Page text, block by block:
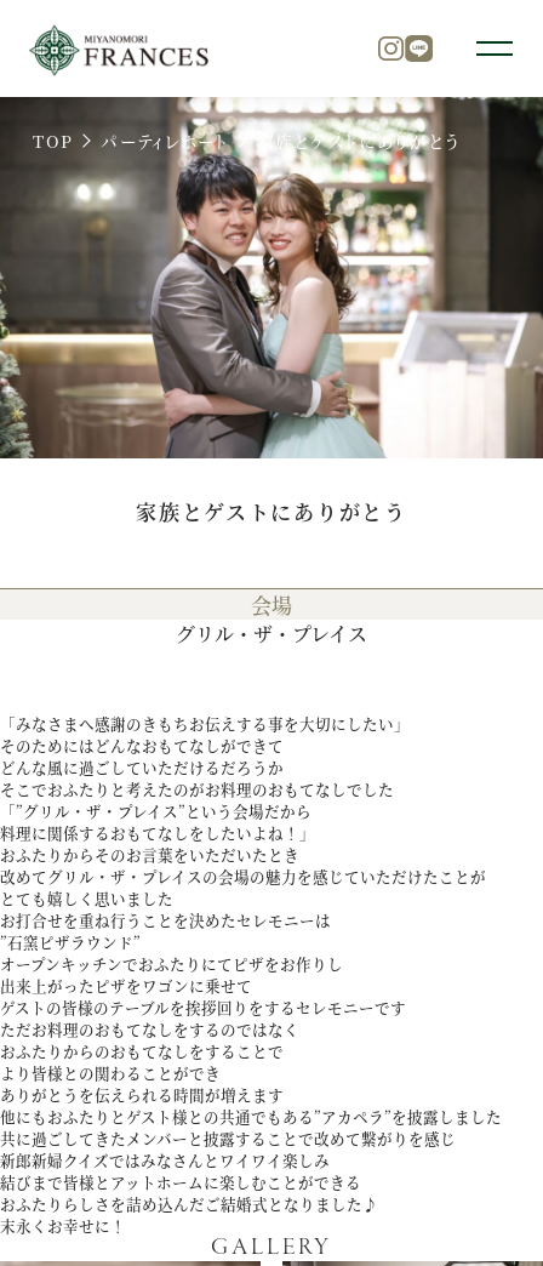
トップ
パーティ
フォトガイドツアー
ブライダルフェア
ニュース
パーティレポート
アクセス
よくあるご質問
TOP パーティレポート 家族とゲストにありがとう
家族とゲストにありがとう
会場
グリル・ザ・プレイス
「みなさまへ感謝のきもちお伝えする事を大切にしたい」
そのためにはどんなおもてなしができて
どんな風に過ごしていただけるだろうか
そこでおふたりと考えたのがお料理のおもてなしでした
「”グリル・ザ・プレイス”という会場だから
料理に関係するおもてなしをしたいよね！」
おふたりからそのお言葉をいただいたとき
改めてグリル・ザ・プレイスの会場の魅力を感じていただけたことが
とても嬉しく思いました
お打合せを重ね行うことを決めたセレモニーは
”石窯ピザラウンド”
オープンキッチンでおふたりにてピザをお作りし
出来上がったピザをワゴンに乗せて
ゲストの皆様のテーブルを挨拶回りをするセレモニーです
ただお料理のおもてなしをするのではなく
おふたりからのおもてなしをすることで
より皆様との関わることができ
ありがとうを伝えられる時間が増えます
他にもおふたりとゲスト様との共通でもある”アカペラ”を披露しました
共に過ごしてきたメンバーと披露することで改めて繋がりを感じ
新郎新婦クイズではみなさんとワイワイ楽しみ
結びまで皆様とアットホームに楽しむことができる
おふたりらしさを詰め込んだご結婚式となりました♪
末永くお幸せに！
GALLERY